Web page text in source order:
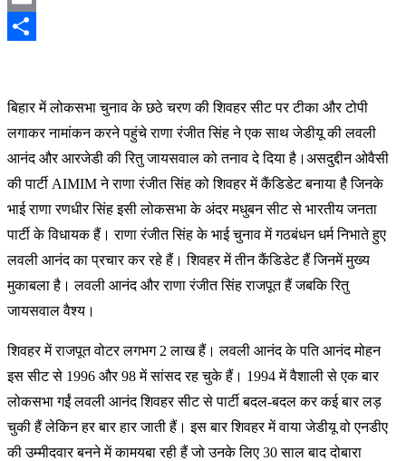
Email
बिहार में लोकसभा चुनाव के छठे चरण की शिवहर सीट पर टीका और टोपी
लगाकर नामांकन करने पहुंचे राणा रंजीत सिंह ने एक साथ जेडीयू की लवली
आनंद और आरजेडी की रितु जायसवाल को तनाव दे दिया है।असदुद्दीन ओवैसी
की पार्टी AIMIM ने राणा रंजीत सिंह को शिवहर में कैंडिडेट बनाया है जिनके
भाई राणा रणधीर सिंह इसी लोकसभा के अंदर मधुबन सीट से भारतीय जनता
पार्टी के विधायक हैं। राणा रंजीत सिंह के भाई चुनाव में गठबंधन धर्म निभाते हुए
लवली आनंद का प्रचार कर रहे हैं। शिवहर में तीन कैंडिडेट हैं जिनमें मुख्य
मुकाबला है। लवली आनंद और राणा रंजीत सिंह राजपूत हैं जबकि रितु
जायसवाल वैश्य।
शिवहर में राजपूत वोटर लगभग 2 लाख हैं। लवली आनंद के पति आनंद मोहन
इस सीट से 1996 और 98 में सांसद रह चुके हैं। 1994 में वैशाली से एक बार
लोकसभा गईं लवली आनंद शिवहर सीट से पार्टी बदल-बदल कर कई बार लड़
चुकी हैं लेकिन हर बार हार जाती हैं। इस बार शिवहर में वाया जेडीयू वो एनडीए
की उम्मीदवार बनने में कामयबा रही हैं जो उनके लिए 30 साल बाद दोबारा